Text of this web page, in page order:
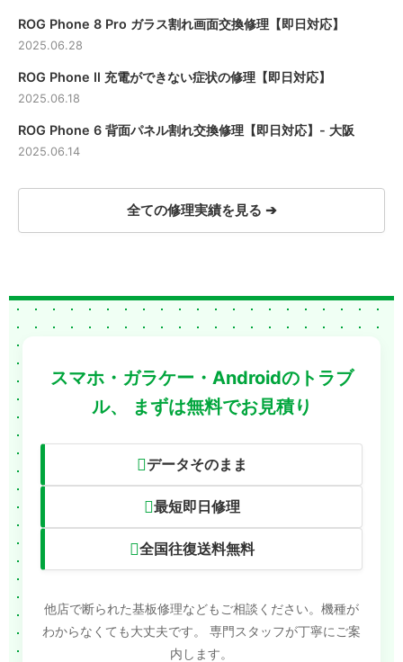
【滋賀】
ROG Phone 8 Pro ガラス割れ画面交換修理【即日対応】
2025.06.28
ROG Phone Ⅱ 充電ができない症状の修理【即日対応】
2025.06.18
ROG Phone 6 背面パネル割れ交換修理【即日対応】- 大阪
2025.06.14
全ての修理実績を見る ➔
スマホ・ガラケー・Androidのトラブ
ル、
まずは無料でお見積り
データそのまま
最短即日修理
全国往復送料無料
他店で断られた基板修理などもご相談ください。機種が
わからなくても大丈夫です。
専門スタッフが丁寧にご案
内します。